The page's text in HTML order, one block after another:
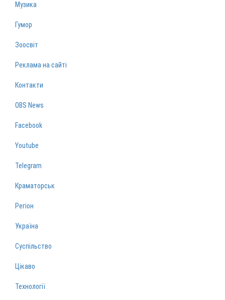
Музика
Гумор
Зоосвіт
Реклама на сайті
Контакти
OBS News
Facebook
Youtube
Telegram
Краматорськ
Регіон
Україна
Суспільство
Цікаво
Технології